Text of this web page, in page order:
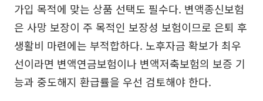
가입 목적에 맞는 상품 선택도 필수다. 변액종신보험
은 사망 보장이 주 목적인 보장성 보험이므로 은퇴 후
생활비 마련에는 부적합하다. 노후자금 확보가 최우
선이라면 변액연금보험이나 변액저축보험의 보증 기
능과 중도해지 환급률을 우선 검토해야 한다.